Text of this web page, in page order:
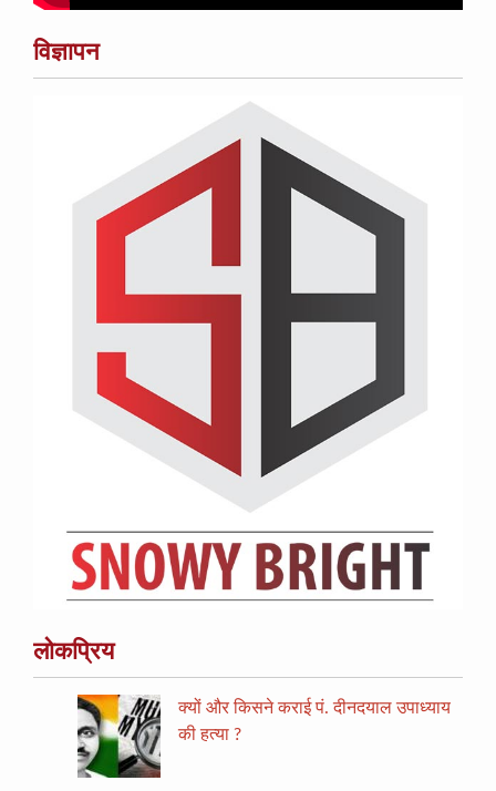
विज्ञापन
लोकप्रिय
क्यों और किसने कराई पं. दीनदयाल उपाध्याय
की हत्या ?